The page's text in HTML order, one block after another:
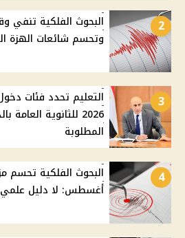
2
البحوث الفلكية تنفي
وتحسم شائعات الهزة
3
التعليم تحدد فئات
2026 للثانوية
المطلوبة
4
أغسطس: لا دليل علمي